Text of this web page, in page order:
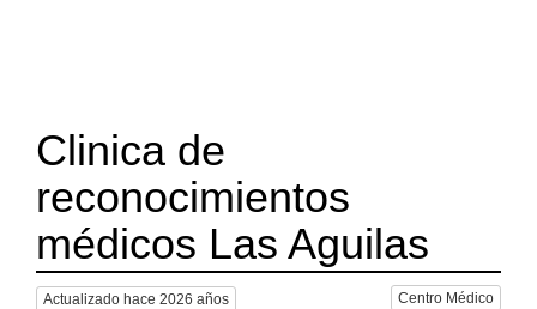
Clinica de
reconocimientos
médicos Las Aguilas
Actualizado hace 2026 años Centro Médico